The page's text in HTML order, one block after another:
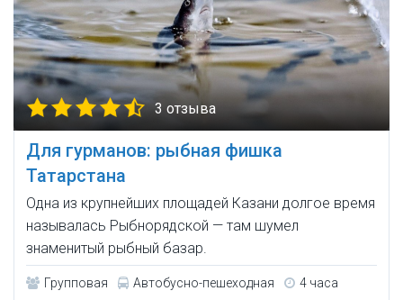
3 отзыва
Для гурманов: рыбная фишка
Татарстана
Одна из крупнейших площадей Казани долгое время
называлась Рыбнорядской — там шумел
знаменитый рыбный базар.
Групповая Автобусно-пешеходная 4 часа